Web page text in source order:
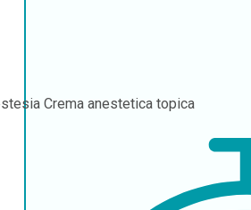
Crema anestetica topica